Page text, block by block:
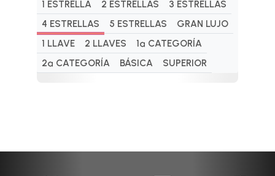
1 ESTRELLA 2 ESTRELLAS
3 ESTRELLAS
4 ESTRELLAS
5 ESTRELLAS
GRAN LUJO
1 LLAVE
2 LLAVES
1ª CATEGORÍA
2ª CATEGORÍA
BÁSICA SUPERIOR